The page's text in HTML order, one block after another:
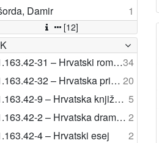
Damir
1
[12]
821.163.42-31 – Hrvatski roman34
821.163.42-32 – Hrvatska pripovijetka 20
821.163.42-9 – Hrvatska književnost: ostale vrste 5
821.163.42-2 – Hrvatska dramska književnost 2
4 – Hrvatski esej
2